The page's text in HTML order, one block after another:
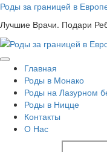
Skip
content
Роды за границей в
Лучшие Врачи. Подари
Главная
Роды в Монако
Роды на Лазурном
Роды в Ницце
Контакты
О Нас